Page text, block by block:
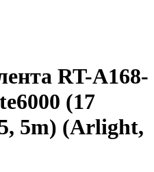
RT-A168-
(17
5m) (Arlight,